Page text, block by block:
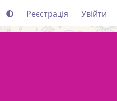
Реєстрація Увійти